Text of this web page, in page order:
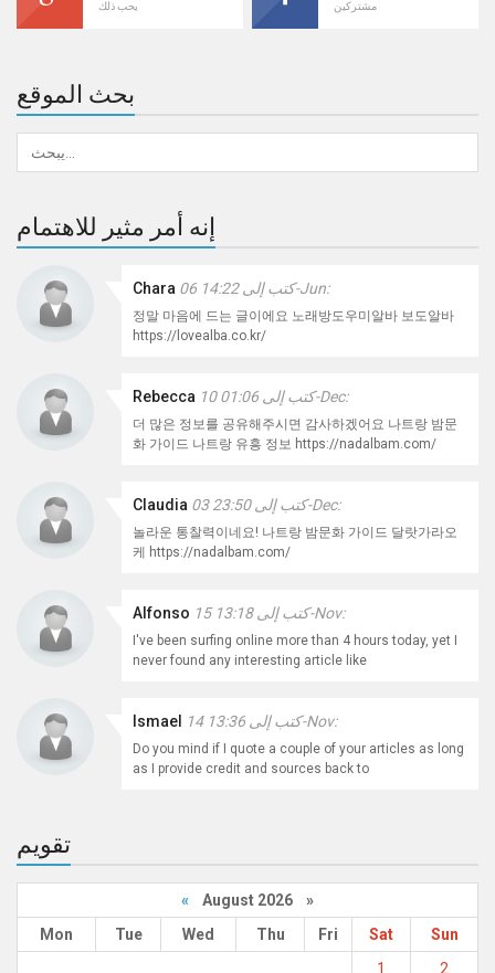
يحب ذلك مشتركين
بحث الموقع
إنه أمر مثير للاهتمام
Chara كتب إلى 14:22 06-Jun:
정말 마음에 드는 글이에요 노래방도우미알바 보도알바
https://lovealba.co.kr/
Rebecca كتب إلى 01:06 10-Dec:
더 많은 정보를 공유해주시면 감사하겠어요 나트랑 밤문
화 가이드 나트랑 유흥 정보 https://nadalbam.com/
Claudia كتب إلى 23:50 03-Dec:
놀라운 통찰력이네요! 나트랑 밤문화 가이드 달랏가라오
케 https://nadalbam.com/
Alfonso كتب إلى 13:18 15-Nov:
I've been surfing online more than 4 hours today, yet I
never found any interesting article like
Ismael كتب إلى 13:36 14-Nov:
Do you mind if I quote a couple of your articles as long
as I provide credit and sources back to
تقويم
« August 2026 »
Mon
Tue Wed Thu Fri Sat
Sun
1
2